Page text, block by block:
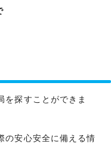
を探すことができま
の安心安全に備える情